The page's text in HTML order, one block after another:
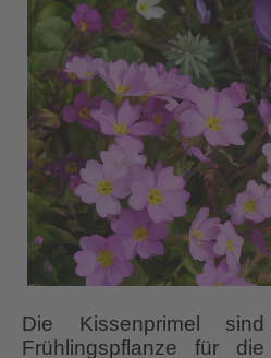
Die Kissenprimel
Frühlingspflanze für